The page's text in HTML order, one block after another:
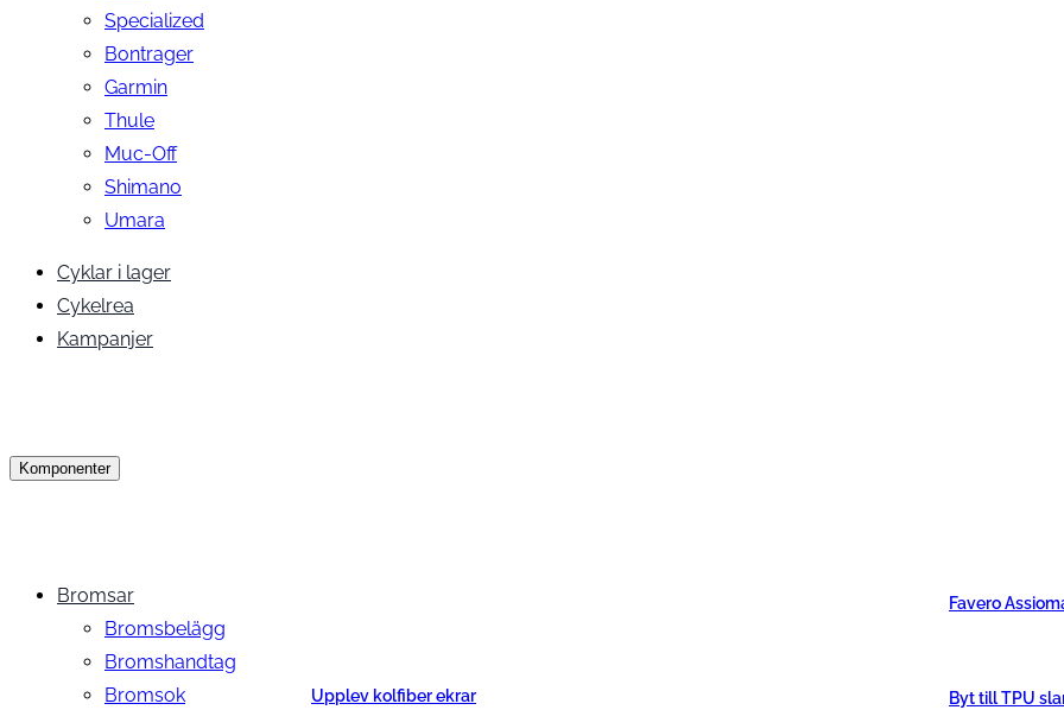
Specialized
Bontrager
Garmin
Thule
Muc-Off
Shimano
Umara
Cyklar i lager
Cykelrea
Kampanjer
Komponenter
Bromsar
Bromsbelägg
Bromshandtag
Bromsok
Upplev kolfiber ekrar
Favero
Byt till TPU